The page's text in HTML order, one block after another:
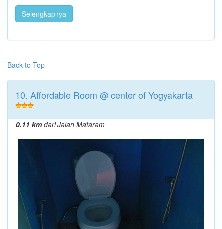
Selengkapnya
Back to Top
10. Affordable Room @ center of Yogyakarta
0.11 kmdari Jalan Mataram